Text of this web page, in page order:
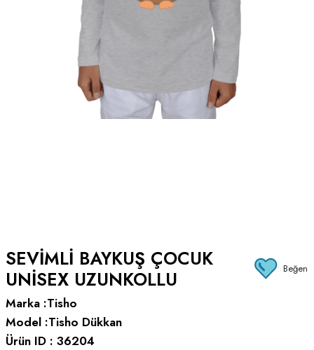
SEVIMLI BAYKUŞ ÇOCUK
UNISEX UZUNKOLLU
Beğen
Marka :Tisho
Model :Tisho Dükkan
Ürün ID : 36204